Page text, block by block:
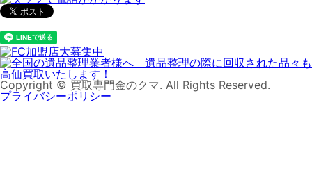
Copyright © 買取専門金のクマ. All Rights Reserved.
プライバシーポリシー